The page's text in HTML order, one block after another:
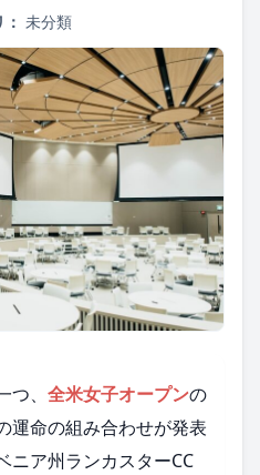
未分類
、 全米女子オープンの
運命の組み合わせが発表
ニア州ランカスターCC